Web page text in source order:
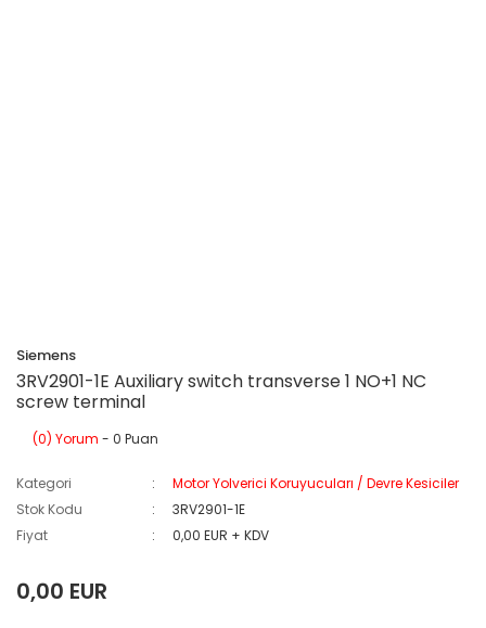
Siemens
3RV2901-1E Auxiliary switch transverse 1 NO+1 NC
screw terminal
(0) Yorum - 0 Puan
Kategori
Motor Yolverici Koruyucuları / Devre Kesiciler
Stok Kodu
3RV2901-1E
Fiyat
0,00 EUR + KDV
0,00 EUR